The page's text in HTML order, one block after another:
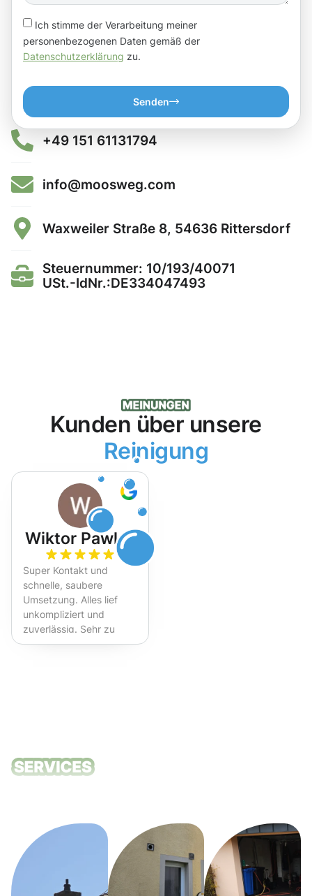
Ich stimme der Verarbeitung meiner
personenbezogenen Daten gemäß der
Datenschutzerklärung zu.
Senden
+49 151 61131794
info@moosweg.com
Waxweiler Straße 8, 54636 Rittersdorf
Steuernummer: 10/193/40071
USt.-IdNr.:DE334047493
Kunden über unsere
Reinigung
Wiktor Pawlak
Super Kontakt und
schnelle, saubere
Umsetzung. Alles lief
unkompliziert und
zuverlässig. Sehr zu
empfehlen!